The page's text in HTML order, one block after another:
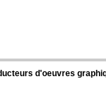
d'oeuvres